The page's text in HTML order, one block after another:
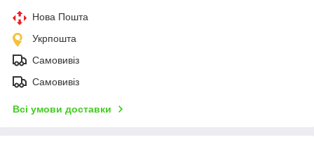
Нова Пошта
Укрпошта
Самовивіз
Самовивіз
Всі умови доставки